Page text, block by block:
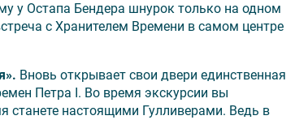
у Остапа Бендера шнурок только на одном
с Хранителем Времени в самом центре
Вновь открывает свои двери единственная
Петра I. Во время экскурсии вы
станете настоящими Гулливерами. Ведь в